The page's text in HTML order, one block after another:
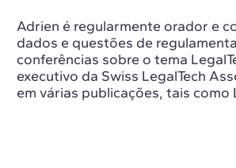
Adrien é regularmente orador e
dados e questões de
conferências sobre o tema
executivo da Swiss LegalTech
em várias publicações, tais como